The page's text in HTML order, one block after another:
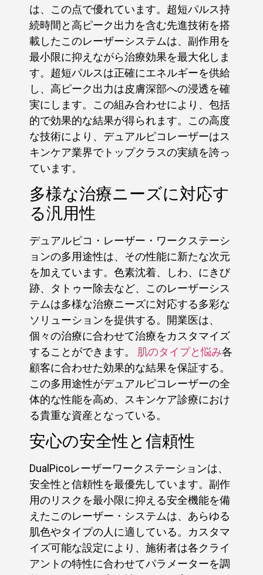
は、この点で優れています。超短パルス持
続時間と高ピーク出力を含む先進技術を搭
載したこのレーザーシステムは、副作用を
最小限に抑えながら治療効果を最大化しま
す。超短パルスは正確にエネルギーを供給
し、高ピーク出力は皮膚深部への浸透を確
実にします。この組み合わせにより、包括
的で効果的な結果が得られます。この高度
な技術により、デュアルピコレーザーはス
キンケア業界でトップクラスの実績を誇っ
ています。
多様な治療ニーズに対応す
る汎用性
デュアルピコ・レーザー・ワークステーシ
ョンの多用途性は、その性能に新たな次元
を加えています。色素沈着、しわ、にきび
跡、タトゥー除去など、このレーザーシス
テムは多様な治療ニーズに対応する多彩な
ソリューションを提供する。開業医は、
個々の治療に合わせて治療をカスタマイズ
することができます。 肌のタイプと悩み各
顧客に合わせた効果的な結果を保証する。
この多用途性がデュアルピコレーザーの全
体的な性能を高め、スキンケア診療におけ
る貴重な資産となっている。
安心の安全性と信頼性
DualPicoレーザーワークステーションは、
安全性と信頼性を最優先しています。副作
用のリスクを最小限に抑える安全機能を備
えたこのレーザー・システムは、あらゆる
肌色やタイプの人に適している。カスタマ
イズ可能な設定により、施術者は各クライ
アントの特性に合わせてパラメーターを調